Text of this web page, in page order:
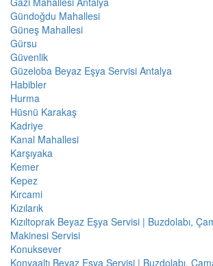
Gündoğdu Mahallesi
Güneş Mahallesi
Gürsu
Güvenlik
Güzeloba Beyaz Eşya Servisi Antalya
Habibler
Hurma
Hüsnü Karakaş
Kadriye
Kanal Mahallesi
Karşıyaka
Kemer
Kepez
Kırcami
Kızılarık
Kızıltoprak Beyaz Eşya Servisi | Buzdolabı,
Makinesi Servisi
Konuksever
Konyaaltı Beyaz Eşya Servisi | Buzdolabı,